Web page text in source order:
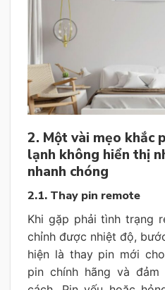
2. Một vài mẹo khắc
lạnh không hiển thị
nhanh chóng
2.1. Thay pin remote
Khi gặp phải tình trạng
chỉnh được nhiệt độ,
hiện là thay pin mới
pin chính hãng và